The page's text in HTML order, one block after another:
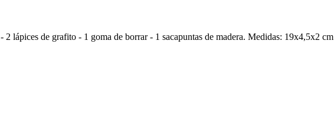
2 lápices de grafito - 1 goma de borrar - 1 sacapuntas de madera. Medidas: 19x4,5x2 cm